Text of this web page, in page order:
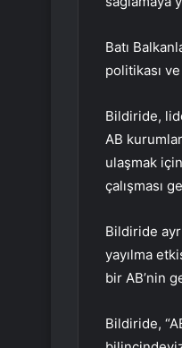
Batı
politikası
Bildiride,
AB
ulaşmak
çalışması
Bildiride
yayılma
bir AB’nin
Bildiride,